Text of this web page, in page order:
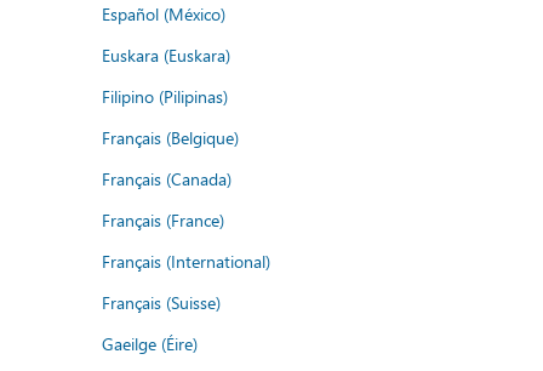
Español (México)
Euskara (Euskara)
Filipino (Pilipinas)
Français (Belgique)
Français (Canada)
Français (France)
Français (International)
Français (Suisse)
Gaeilge (Éire)